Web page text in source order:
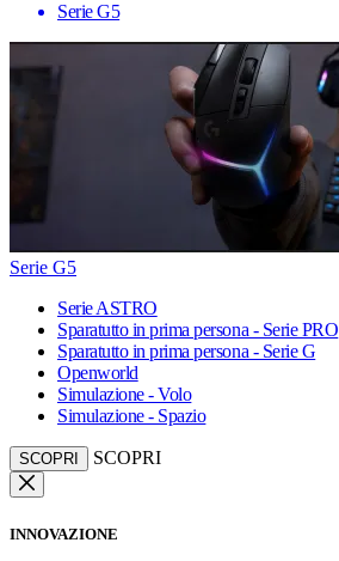
Serie G5
Serie G5
Serie ASTRO
Sparatutto in prima persona - Serie PRO
Sparatutto in prima persona - Serie G
Openworld
Simulazione - Volo
Simulazione - Spazio
SCOPRI SCOPRI
INNOVAZIONE